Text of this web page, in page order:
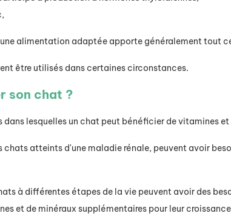
alimentation adaptée apporte généralement tout
être utilisés dans certaines circonstances.
son chat ?
lesquelles un chat peut bénéficier de vitamines
chats atteints d'une maladie rénale, peuvent avoir
à différentes étapes de la vie peuvent avoir des
et de minéraux supplémentaires pour leur